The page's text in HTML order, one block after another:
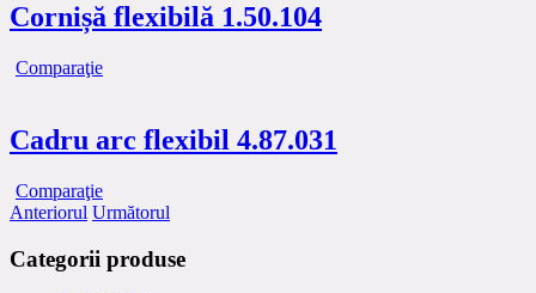
Cornișă flexibilă 1.50.104
Comparaţie
Cadru arc flexibil 4.87.031
Comparaţie
Anteriorul Următorul
Categorii produse